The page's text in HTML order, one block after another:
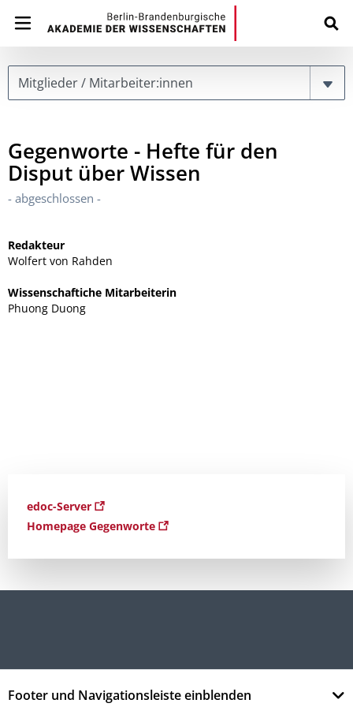
Page
Gegenworte - Hefte für den
Disput über Wissen
- abgeschlossen -
Redakteur
Wolfert von Rahden
Wissenschaftiche Mitarbeiterin
Phuong Duong
edoc-Server
Homepage Gegenworte
Footer und Navigationsleiste einblenden